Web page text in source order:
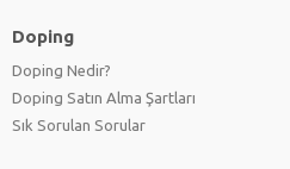
Doping
Doping Nedir?
Doping Satın Alma Şartları
Sık Sorulan Sorular